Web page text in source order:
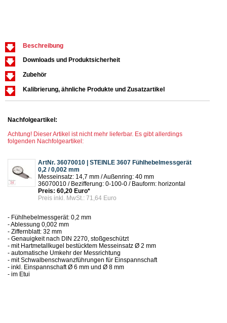
Beschreibung
Downloads und Produktsicherheit
Zubehör
Kalibrierung, ähnliche Produkte und Zusatzartikel
Nachfolgeartikel:
Achtung! Dieser Artikel ist nicht mehr lieferbar. Es gibt allerdings
folgenden Nachfolgeartikel:
ArtNr. 36070010 | STEINLE 3607 Fühlhebelmessgerät
0,2 / 0,002 mm
Messeinsatz: 14,7 mm / Außenring: 40 mm
36070010 / Bezifferung: 0-100-0 / Bauform: horizontal
Preis: 60,20 Euro*
Preis inkl. MwSt.: 71,64 Euro
- Fühlhebelmessgerät: 0,2 mm
- Ablessung 0,002 mm
- Ziffernblatt: 32 mm
- Genauigkeit nach DIN 2270, stoßgeschützt
- mit Hartmetallkugel bestücktem Messeinsatz Ø 2 mm
- automatische Umkehr der Messrichtung
- mit Schwalbenschwanzführungen für Einspannschaft
- inkl. Einspannschaft Ø 6 mm und Ø 8 mm
- im Etui